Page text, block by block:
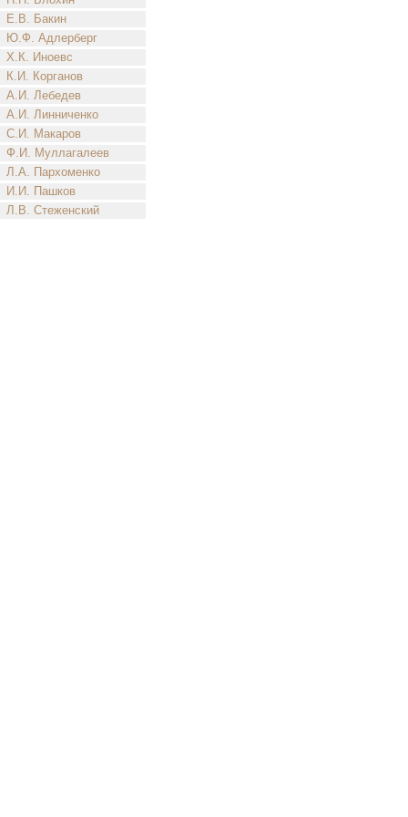
Е.В. Бакин
Ю.Ф. Адлерберг
Х.К. Иноевс
К.И. Корганов
А.И. Лебедев
А.И. Линниченко
С.И. Макаров
Ф.И. Муллагалеев
Л.А. Пархоменко
И.И. Пашков
Л.В. Стеженский